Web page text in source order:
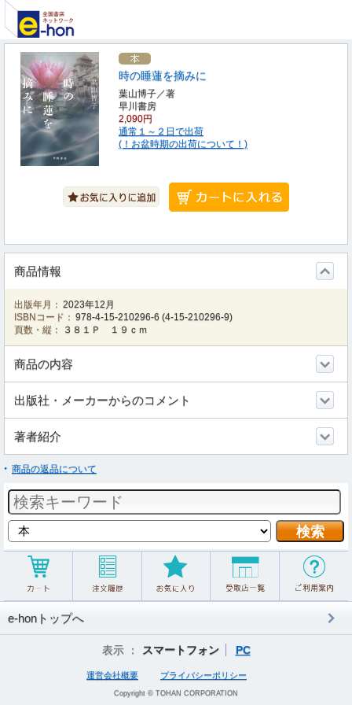
時の睡蓮を摘みに
葉山博子／著
早川書房
2,090円
通常１～２日で出荷
(！お盆時期の出荷について！)
商品情報
出版年月： 2023年12月
ISBNコード： 978-4-15-210296-6 (4-15-210296-9)
頁数・縦：
３８１Ｐ １９ｃｍ
商品の内容
出版社・メーカーからのコメント
著者紹介
商品の返品について
e-honトップへ
表示 ： スマートフォン PC
運営会社概要 プライバシーポリシー
Copyright © TOHAN CORPORATION